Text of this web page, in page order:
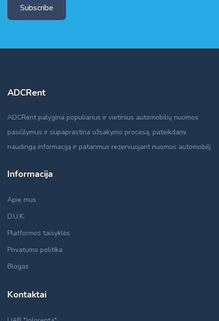
Subscribe
ADCRent
ADCRent palygina populiarius ir vietinius automobilių nuomos
pasiūlymus ir supaprastina užsakymo procesą, pateikdami
naudingą informaciją ir patarimus rezervuojant nuomos automobilį
Informacija
Apie mus
D.U.K.
Platformos taisyklės
Privatumo politika
Blogas
Kontaktai